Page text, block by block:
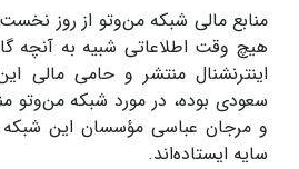
منابع مالی شبکه من‌وتو از روز
هیچ وقت اطلاعاتی شبیه به آنچه
اینترنشنال منتشر و حامی مالی
سعودی بوده، در مورد شبکه من‌وتو
و مرجان عباسی مؤسسان این
سایه ایستاده‌اند.